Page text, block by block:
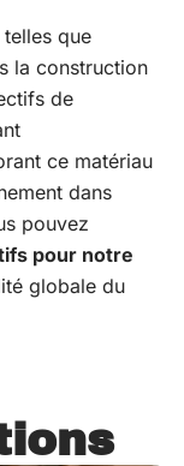
que
la construction
de
ce matériau
dans
pouvez
pour notre
globale du